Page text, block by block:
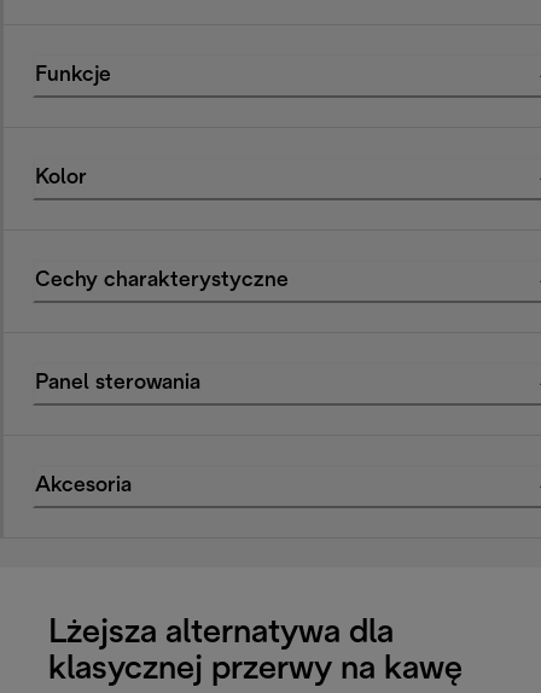
Funkcje
Kolor
Cechy charakterystyczne
Panel sterowania
Akcesoria
Lżejsza alternatywa dla
klasycznej przerwy na kawę